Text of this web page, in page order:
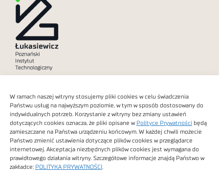
W ramach naszej witryny stosujemy pliki cookies w celu świadczenia
Państwu usług na najwyższym poziomie, w tym w sposób dostosowany do
indywidualnych potrzeb. Korzystanie z witryny bez zmiany ustawień
dotyczących cookies oznacza, że pliki opisane w Polityce Prywatności będą
zamieszczane na Państwa urządzeniu końcowym. W każdej chwili możecie
Państwo zmienić ustawienia dotyczące plików cookies w przeglądarce
internetowej. Akceptacja niezbędnych plików cookies jest wymagana do
prawidłowego działania witryny. Szczegółowe informacje znajdą Państwo w
zakładce: POLITYKA PRYWATNOŚCI
Dostępność cyfrowa
Obrazy stockowe
autorstwa